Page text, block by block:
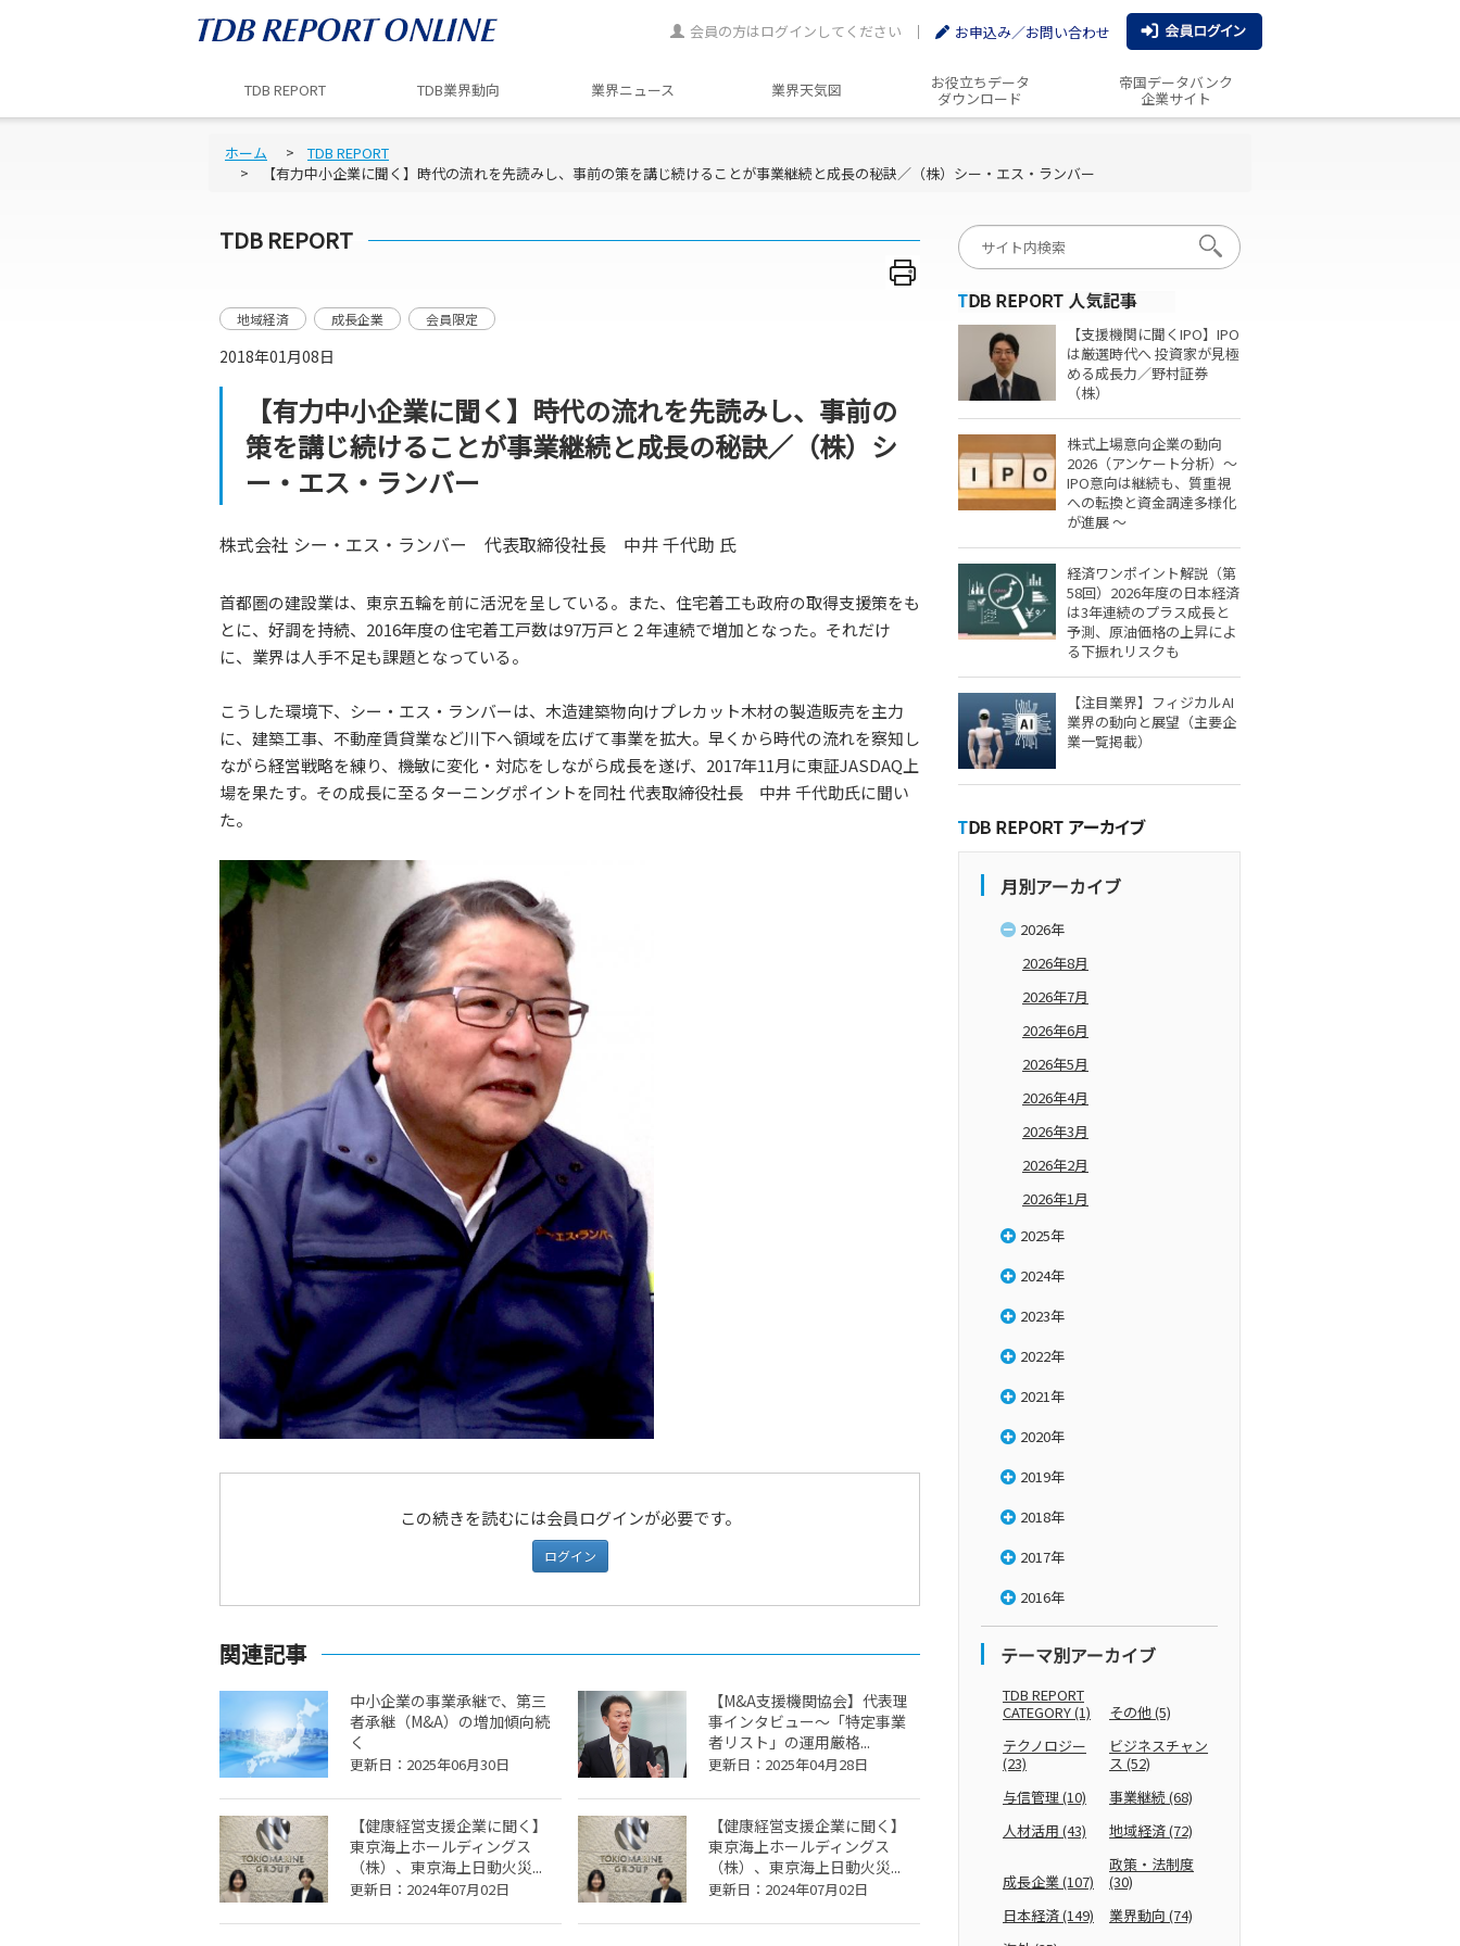
会員の方はログインしてください お申込み／お問い合わせ
TDB REPORT TDB業界動向 業界ニュース 業界天気図 お役立ちデータ
ダウンロード
帝国データバンク
企業サイト
ホーム
TDB REPORT
【有力中小企業に聞く】時代の流れを先読みし、事前の策を講じ続けることが事業継続と成長の秘訣／（株）シー・エス・ランバー
TDB REPORT
地域経済 成長企業 会員限定
2018年01月08日
【有力中小企業に聞く】時代の流れを先読みし、事前の
策を講じ続けることが事業継続と成長の秘訣／（株）シ
ー・エス・ランバー
株式会社 シー・エス・ランバー 代表取締役社長 中井 千代助 氏
首都圏の建設業は、東京五輪を前に活況を呈している。また、住宅着工も政府の取得支援策をも
とに、好調を持続、2016年度の住宅着工戸数は97万戸と２年連続で増加となった。それだけ
に、業界は人手不足も課題となっている。
こうした環境下、シー・エス・ランバーは、木造建築物向けプレカット木材の製造販売を主力
に、建築工事、不動産賃貸業など川下へ領域を広げて事業を拡大。早くから時代の流れを察知し
ながら経営戦略を練り、機敏に変化・対応をしながら成長を遂げ、2017年11月に東証JASDAQ上
場を果たす。その成長に至るターニングポイントを同社 代表取締役社長 中井 千代助氏に聞い
た。
この続きを読むには会員ログインが必要です。
ログイン
関連記事
中小企業の事業承継で、第三
者承継（M&A）の増加傾向続
く
更新日：2025年06月30日
【M&A支援機関協会】代表理
事インタビュー～「特定事業
者リスト」の運用厳格...
更新日：2025年04月28日
【健康経営支援企業に聞く】
東京海上ホールディングス
（株）、東京海上日動火災...
更新日：2024年07月02日
【健康経営支援企業に聞く】
東京海上ホールディングス
（株）、東京海上日動火災...
更新日：2024年07月02日
【支援機関に聞くIPO】IPO
は厳選時代へ 投資家が見極
める成長力／野村証券
（株）
株式上場意向企業の動向
2026（アンケート分析）～
IPO意向は継続も、質重視
への転換と資金調達多様化
が進展 ～
経済ワンポイント解説（第
58回）2026年度の日本経済
は3年連続のプラス成長と
予測、原油価格の上昇によ
る下振れリスクも
【注目業界】フィジカルAI
業界の動向と展望（主要企
業一覧掲載）
月別アーカイブ
2026年
2026年8月
2026年7月
2026年6月
2026年5月
2026年4月
2026年3月
2026年2月
2026年1月
2025年
2024年
2023年
2022年
2021年
2020年
2019年
2018年
2017年
2016年
テーマ別アーカイブ
TDB REPORT
CATEGORY(1) その他(5)
テクノロジー
(23)
ビジネスチャン
ス (52)
与信管理(10) 事業継続(68)
人材活用 (43) 地域経済(72)
成長企業(107)
政策・法制度
(30)
日本経済(149) 業界動向 (74)